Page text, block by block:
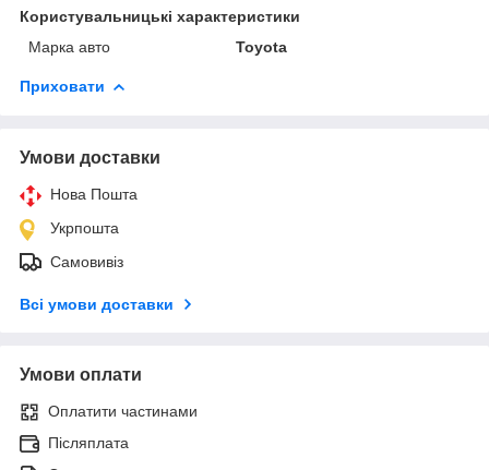
Користувальницькі характеристики
Марка авто
Toyota
Приховати
Умови доставки
Нова Пошта
Укрпошта
Самовивіз
Всі умови доставки
Умови оплати
Оплатити частинами
Післяплата